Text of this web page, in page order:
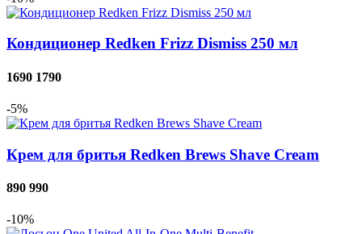
Кондиционер Redken Frizz Dismiss 250 мл
1690 1790
-5%
Крем для бритья Redken Brews Shave Cream
890 990
-10%